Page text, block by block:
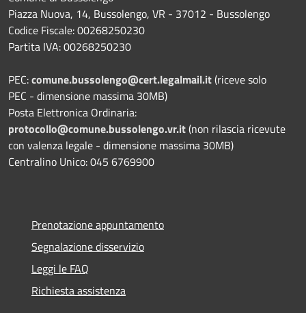
Piazza Nuova, 14, Bussolengo, VR - 37012 - Bussolengo
Codice Fiscale: 00268250230
Partita IVA: 00268250230
PEC:comune.bussolengo@cert.legalmail.it(riceve solo
PEC - dimensione massima 30MB)
Posta Elettronica Ordinaria:
protocollo@comune.bussolengo.vr.it(non rilascia ricevute
con valenza legale - dimensione massima 30MB)
Centralino Unico: 045 6769900
Prenotazione appuntamento
Segnalazione disservizio
Leggi le FAQ
Richiesta assistenza